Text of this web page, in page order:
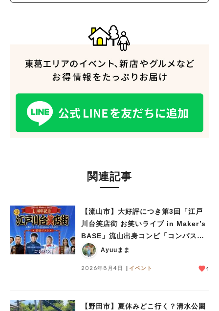
関連記事
【流山市】大好評につき第3回「江戸
川台笑店街 お笑いライブ in Maker’s
BASE」流山出身コンビ「コンパス」
も登場！8/23（日）
Ayuuまま
2026年8月4日 イベント 1
【野田市】夏休みどこ行く？清水公園